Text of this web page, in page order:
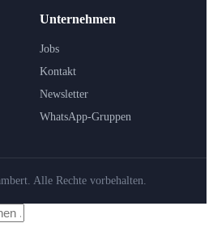
Unternehmen
Jobs
Kontakt
Newsletter
WhatsApp-Gruppen
Alle Rechte vorbehalten.